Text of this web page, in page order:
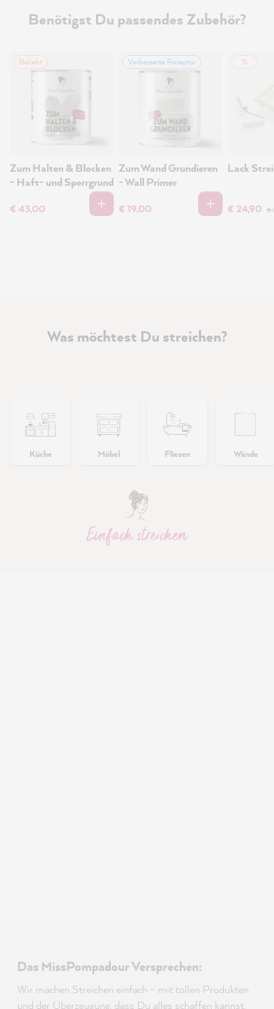
Benötigst Du passendes Zubehör?
Beliebt
Zum Halten & Blocken
- Haft- und Sperrgrund
€ 43,00
Verbesserte Rezeptur
Zum Wand Grundieren
- Wall Primer
€ 19,00
%
Lack
€ 24,90 €
Was möchtest Du streichen?
Einfach streichen
Küche Möbel Fliesen Wände
Das MissPompadour Versprechen:
Wir machen Streichen einfach – mit tollen Produkten
und der Überzeugung, dass Du alles schaffen kannst,